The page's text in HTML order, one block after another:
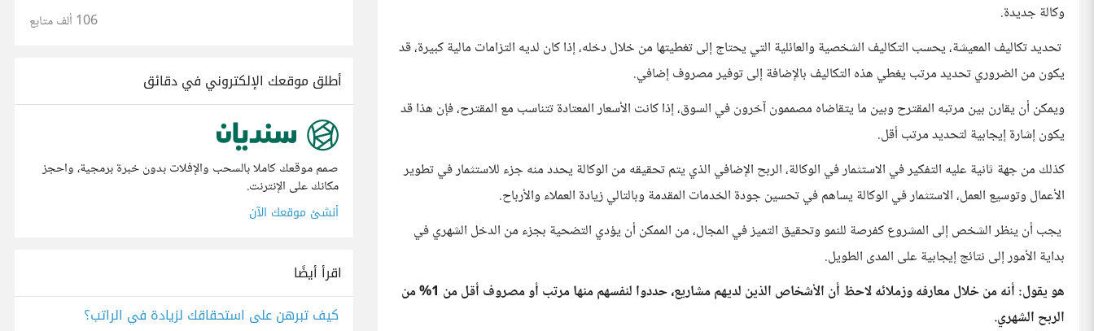
وكالة جديدة.
تحديد تكاليف المعيشة، يحسب التكاليف الشخصية والعائلية التي يحتاج إلى تغطيتها من خلال دخله، إذا كان لديه التزامات مالية كبيرة، قد
يكون من الضروري تحديد مرتب يغطي هذه التكاليف بالإضافة إلى توفير مصروف إضافي.
ويمكن أن يقارن بين مرتبه المقترح وبين ما يتقاضاه مصممون آخرون في السوق، إذا كانت الأسعار المعتادة تتناسب مع المقترح، فإن هذا قد
يكون إشارة إيجابية لتحديد مرتب أقل.
كذلك من جهة ثانية عليه التفكير في الاستثمار في الوكالة، الربح الإضافي الذي يتم تحقيقه من الوكالة يحدد منه جزء للاستثمار في تطوير
الأعمال وتوسيع العمل، الاستثمار في الوكالة يساهم في تحسين جودة الخدمات المقدمة وبالتالي زيادة العملاء والأرباح.
يجب أن ينظر الشخص إلى المشروع كفرصة للنمو وتحقيق التميز في المجال، من الممكن أن يؤدي التضحية بجزء من الدخل الشهري في
بداية الأمور إلى نتائج إيجابية على المدى الطويل.
هو يقول: أنه من خلال معارفه وزملائه لاحظ أن الأشخاص الذين لديهم مشاريع، حددوا لنفسهم منها مرتب أو مصروف أقل من 1% من
الربح الشهري.
106 ألف متابع
أطلق موقعك الإلكتروني في دقائق
صمم موقعك كاملا بالسحب والإفلات بدون خبرة برمجية، واحجز
مكانك على الإنترنت.
أنشئ موقعك الآن
اقرأ أيضًا
كيف تبرهن على استحقاقك لزيادة في الراتب؟